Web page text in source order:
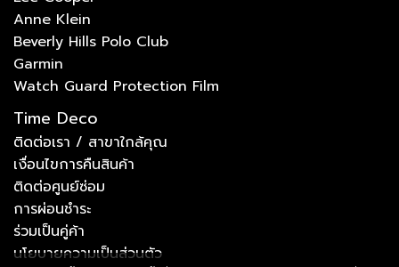
Anne Klein
Beverly Hills Polo Club
Garmin
Watch Guard Protection Film
Time Deco
ติดต่อเรา / สาขาใกล้คุณ
เงื่อนไขการคืนสินค้า
ติดต่อศูนย์ซ่อม
การผ่อนชำระ
ร่วมเป็นคู่ค้า
นโยบายความเป็นส่วนตัว